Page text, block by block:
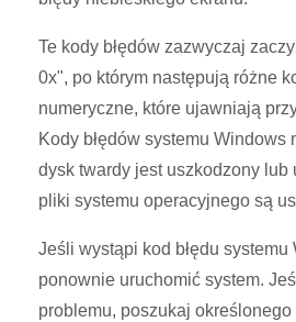
Te kody błędów zazwyczaj
0x", po którym następują różne
numeryczne, które ujawniają
Kody błędów systemu Windows
dysk twardy jest uszkodzony lub
pliki systemu operacyjnego są
Jeśli wystąpi kod błędu systemu
ponownie uruchomić system.
problemu, poszukaj określonego